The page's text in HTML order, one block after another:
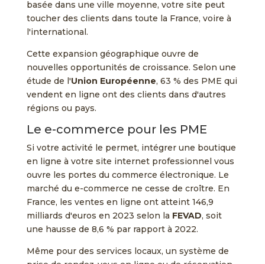
basée dans une ville moyenne, votre site peut
toucher des clients dans toute la France, voire à
l'international.
Cette expansion géographique ouvre de
nouvelles opportunités de croissance. Selon une
étude de l'Union Européenne, 63 % des PME qui
vendent en ligne ont des clients dans d'autres
régions ou pays.
Le e-commerce pour les PME
Si votre activité le permet, intégrer une boutique
en ligne à votre site internet professionnel vous
ouvre les portes du commerce électronique. Le
marché du e-commerce ne cesse de croître. En
France, les ventes en ligne ont atteint 146,9
milliards d'euros en 2023 selon la FEVAD, soit
une hausse de 8,6 % par rapport à 2022.
Même pour des services locaux, un système de